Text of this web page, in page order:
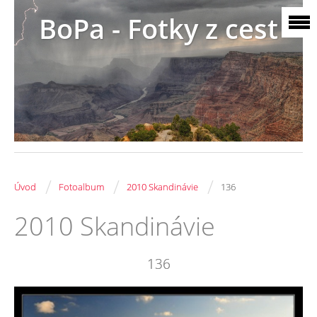
BoPa - Fotky z cest
Úvod / Fotoalbum / 2010 Skandinávie / 136
2010 Skandinávie
136